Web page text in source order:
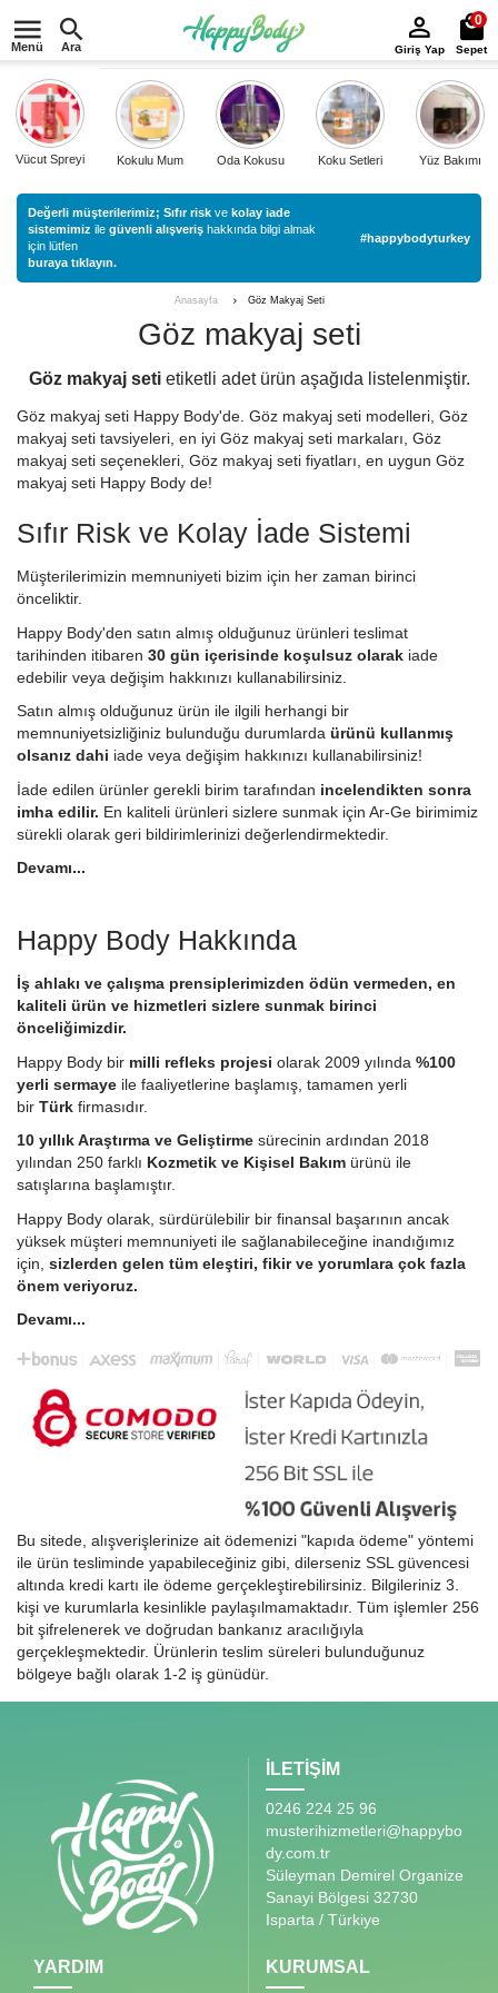
Menü Ara Giriş Yap
0
Sepet
Vücut Spreyi Kokulu Mum Oda Kokusu Koku Setleri Yüz Bakımı
Değerli müşterilerimiz; Sıfır risk ve kolay iade
sistemimiz ile güvenli alışveriş hakkında bilgi almak
için lütfen
buraya tıklayın.
#happybodyturkey
Anasayfa Göz Makyaj Seti
Göz makyaj seti
Göz makyaj setietiketli adet ürün aşağıda listelenmiştir.
Göz makyaj seti Happy Body'de. Göz makyaj seti modelleri, Göz
makyaj seti tavsiyeleri, en iyi Göz makyaj seti markaları, Göz
makyaj seti seçenekleri, Göz makyaj seti fiyatları, en uygun Göz
makyaj seti Happy Body de!
Sıfır Risk ve Kolay İade Sistemi
Müşterilerimizin memnuniyeti bizim için her zaman birinci
önceliktir.
Happy Body'den satın almış olduğunuz ürünleri teslimat
tarihinden itibaren 30 gün içerisinde koşulsuz olarak iade
edebilir veya değişim hakkınızı kullanabilirsiniz.
Satın almış olduğunuz ürün ile ilgili herhangi bir
memnuniyetsizliğiniz bulunduğu durumlarda ürünü kullanmış
olsanız dahi iade veya değişim hakkınızı kullanabilirsiniz!
İade edilen ürünler gerekli birim tarafından incelendikten sonra
imha edilir. En kaliteli ürünleri sizlere sunmak için Ar-Ge birimimiz
sürekli olarak geri bildirimlerinizi değerlendirmektedir.
Devamı...
Happy Body Hakkında
İş ahlakı ve çalışma prensiplerimizden ödün vermeden, en
kaliteli ürün ve hizmetleri sizlere sunmak birinci
önceliğimizdir.
Happy Body bir milli refleks projesi olarak 2009 yılında %100
yerli sermaye ile faaliyetlerine başlamış, tamamen yerli
bir Türk firmasıdır.
10 yıllık Araştırma ve Geliştirme sürecinin ardından 2018
yılından 250 farklı Kozmetik ve Kişisel Bakım ürünü ile
satışlarına başlamıştır.
Happy Body olarak, sürdürülebilir bir finansal başarının ancak
yüksek müşteri memnuniyeti ile sağlanabileceğine inandığımız
için, sizlerden gelen tüm eleştiri, fikir ve yorumlara çok fazla
önem veriyoruz.
Devamı...
Bu sitede, alışverişlerinize ait ödemenizi "kapıda ödeme" yöntemi
ile ürün tesliminde yapabileceğiniz gibi, dilerseniz SSL güvencesi
altında kredi kartı ile ödeme gerçekleştirebilirsiniz. Bilgileriniz 3.
kişi ve kurumlarla kesinlikle paylaşılmamaktadır. Tüm işlemler 256
bit şifrelenerek ve doğrudan bankanız aracılığıyla
gerçekleşmektedir. Ürünlerin teslim süreleri bulunduğunuz
bölgeye bağlı olarak 1-2 iş günüdür.
İLETİŞİM
0246 224 25 96
musterihizmetleri@happybo
dy.com.tr
Süleyman Demirel Organize
Sanayi Bölgesi 32730
Isparta / Türkiye
YARDIM KURUMSAL